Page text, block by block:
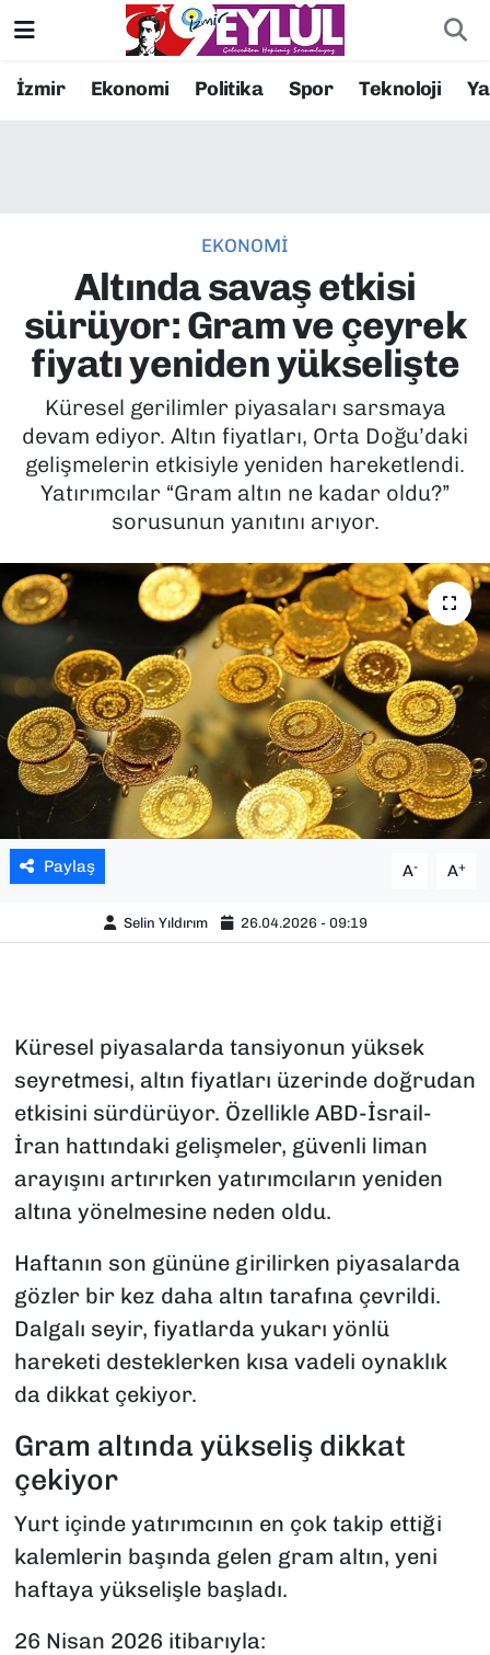
İzmir Ekonomi Politika Spor Teknoloji
EKONOMİ
Altında savaş etkisi
sürüyor: Gram ve çeyrek
fiyatı yeniden yükselişte
Küresel gerilimler piyasaları sarsmaya
devam ediyor. Altın fiyatları, Orta Doğu’daki
gelişmelerin etkisiyle yeniden hareketlendi.
Yatırımcılar “Gram altın ne kadar oldu?”
sorusunun yanıtını arıyor.
Paylaş A- A+
Selin Yıldırım 26.04.2026 - 09:19
Küresel piyasalarda tansiyonun yüksek
seyretmesi, altın fiyatları üzerinde doğrudan
etkisini sürdürüyor. Özellikle ABD-İsrail-
İran hattındaki gelişmeler, güvenli liman
arayışını artırırken yatırımcıların yeniden
altına yönelmesine neden oldu.
Haftanın son gününe girilirken piyasalarda
gözler bir kez daha altın tarafına çevrildi.
Dalgalı seyir, fiyatlarda yukarı yönlü
hareketi desteklerken kısa vadeli oynaklık
da dikkat çekiyor.
Gram altında yükseliş dikkat
çekiyor
Yurt içinde yatırımcının en çok takip ettiği
kalemlerin başında gelen gram altın, yeni
haftaya yükselişle başladı.
26 Nisan 2026 itibarıyla:
Resmi İlanlar
EKONOMİ
KÜLTÜR SANAT
MAGAZİN
POLİTİKA
SAĞLIK
SPOR
TEKNOLOJİ
YAŞAM
YEREL YÖNETİMLER
Konak Nöbetçi Eczaneler
Süper Lig Puan Durumu ve Fikstür
Tüm Manşetler
Son Dakika Haberleri
Haber Arşivi